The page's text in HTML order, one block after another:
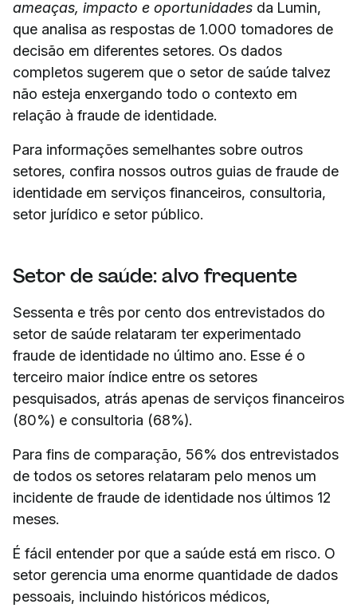
ameaças, impacto e oportunidades da Lumin,
que analisa as respostas de 1.000 tomadores de
decisão em diferentes setores. Os dados
completos sugerem que o setor de saúde talvez
não esteja enxergando todo o contexto em
relação à fraude de identidade.
Para informações semelhantes sobre outros
setores, confira nossos outros guias de fraude de
identidade em serviços financeiros, consultoria,
setor jurídico e setor público.
Setor de saúde: alvo frequente
Sessenta e três por cento dos entrevistados do
setor de saúde relataram ter experimentado
fraude de identidade no último ano. Esse é o
terceiro maior índice entre os setores
pesquisados, atrás apenas de serviços financeiros
(80%) e consultoria (68%).
Para fins de comparação, 56% dos entrevistados
de todos os setores relataram pelo menos um
incidente de fraude de identidade nos últimos 12
meses.
É fácil entender por que a saúde está em risco. O
setor gerencia uma enorme quantidade de dados
pessoais, incluindo históricos médicos,